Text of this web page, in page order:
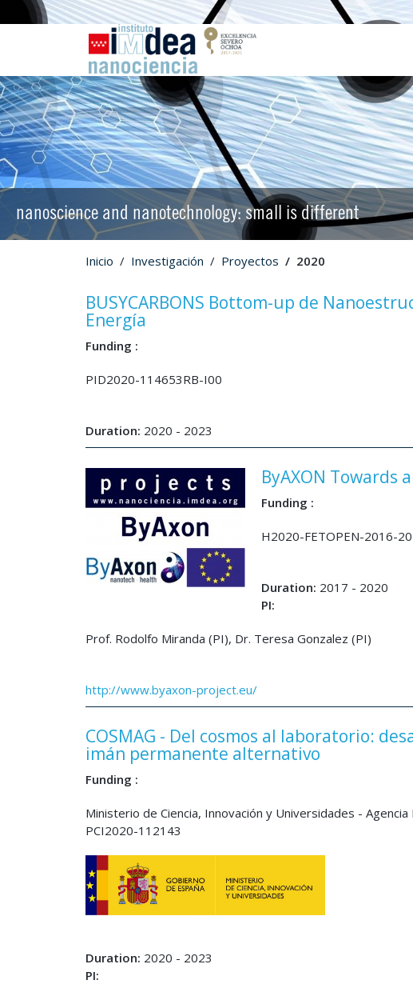
nanoscience and nanotechnology: small is different
Inicio Investigación Proyectos 2020
BUSYCARBONS Bottom-up de
Energía
Funding :
PID2020-114653RB-I00
Duration: 2020 - 2023
ByAXON Towards
Funding :
H2020-FETOPEN-2016-
Duration: 2017 - 2020
PI:
Prof. Rodolfo Miranda (PI), Dr. Teresa Gonzalez (PI)
http://www.byaxon-project.eu/
COSMAG - Del cosmos al laboratorio:
imán permanente alternativo
Funding :
Ministerio de Ciencia, Innovación y Universidades -
PCI2020-112143
Duration: 2020 - 2023
PI: